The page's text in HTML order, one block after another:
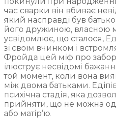
час сварки він вбиває
який насправді був
його дружиною, власною
усвідомлює, що сталося,
зі своїм вчинком і
Фройда цей міф про
ілюструє несвідомі
той момент, коли вона
між двома батьками.
психічна стадія, яка
прийняти, що не можна
або матір’ю.